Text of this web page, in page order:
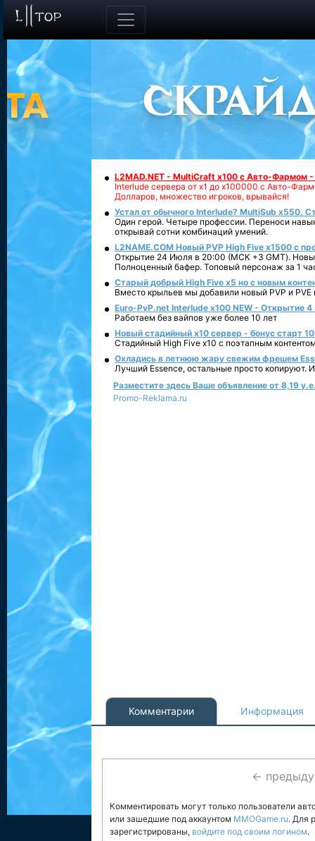
L2MAD.NET - MultiCraft x100 с Авто-Фармом
Interlude сервера от х1 до х100000 с Авто-
Долларов, множество игроков, врывайся!
Устал от обычного Interlude? MultiSub x550.
Один герой. Четыре профессии. Переноси
открывай сотни комбинаций умений.
L2NAME.COM Новый PVP High Five x1500 с
Открытие 24 Июля в 20:00 (МСК +3 GMT).
Полноценный бафер. Топовый персонаж за 1
Старый добрый High Five x5 но с новым
Вместо крыльев мы добавили новый PVP и PVE
Euro-PvP.net Interlude х100 NEW - Открытие 4
Работаем без вайпов уже более 10 лет
Новый стадийный х10 сервер - бонус старт
Стадийный High Five x10 с поэтапным
Охладись в летнюю жару свежим фрешем
Лучший Essence, остальные просто копируют.
Разместите здесь Ваше объявление от 8,19
Promo-Reklama.ru
Комментарии Информация
←
Комментировать могут только пользователи
или зашедшие под аккаунтом MMOGame.ru. Для
зарегистрированы, войдите под своим логином.